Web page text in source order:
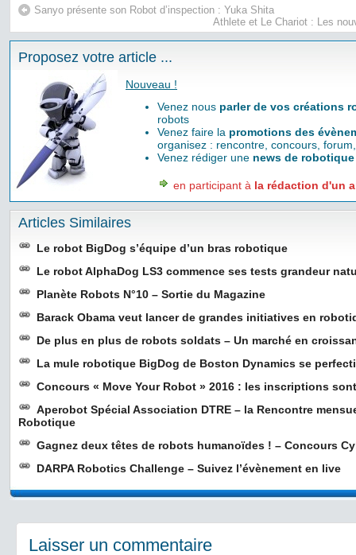
Sanyo présente son Robot d’inspection : Yuka Shita
Athlete et Le Chariot : Les
Proposez votre article ...
Nouveau !
Venez nous parler de vos créations
robots
Venez faire la promotions des
organisez : rencontre, concours,
Venez rédiger une news de robotique
en participant à la rédaction d'un
Articles Similaires
Le robot BigDog s’équipe d’un bras robotique
Le robot AlphaDog LS3 commence ses tests grandeur
Planète Robots N°10 – Sortie du Magazine
Barack Obama veut lancer de grandes initiatives en
De plus en plus de robots soldats – Un marché en
La mule robotique BigDog de Boston Dynamics se
Concours « Move Your Robot » 2016 : les inscriptions
Aperobot Spécial Association DTRE – la Rencontre
Robotique
Gagnez deux têtes de robots humanoïdes ! – Concours
DARPA Robotics Challenge – Suivez l’évènement en live
Laisser un commentaire